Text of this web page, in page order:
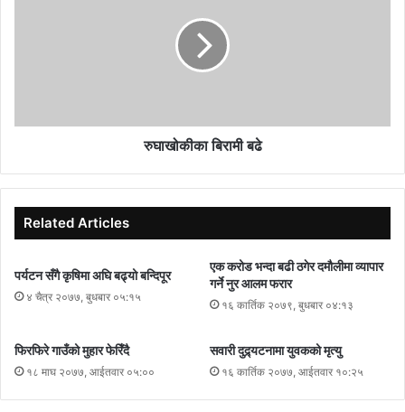
रुघाखोकीका बिरामी बढे
Related Articles
पर्यटन सँगै कृषिमा अघि बढ्यो बन्दिपूर
४ चैत्र २०७७, बुधबार ०५:१५
एक करोड भन्दा बढी ठगेर दमौलीमा व्यापार
गर्ने नुर आलम फरार
१६ कार्तिक २०७९, बुधबार ०४:१३
फिरफिरे गाउँको मुहार फेरिँदै
१८ माघ २०७७, आईतवार ०५:००
सवारी दुद्र्यटनामा युवकको मृत्यु
१६ कार्तिक २०७७, आईतवार १०:२५